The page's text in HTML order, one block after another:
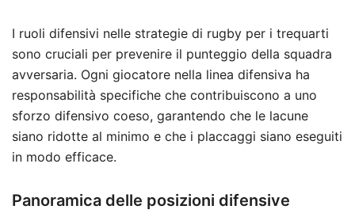
I ruoli difensivi nelle strategie di rugby per i trequarti
sono cruciali per prevenire il punteggio della squadra
avversaria. Ogni giocatore nella linea difensiva ha
responsabilità specifiche che contribuiscono a uno
sforzo difensivo coeso, garantendo che le lacune
siano ridotte al minimo e che i placcaggi siano eseguiti
in modo efficace.
Panoramica delle posizioni difensive